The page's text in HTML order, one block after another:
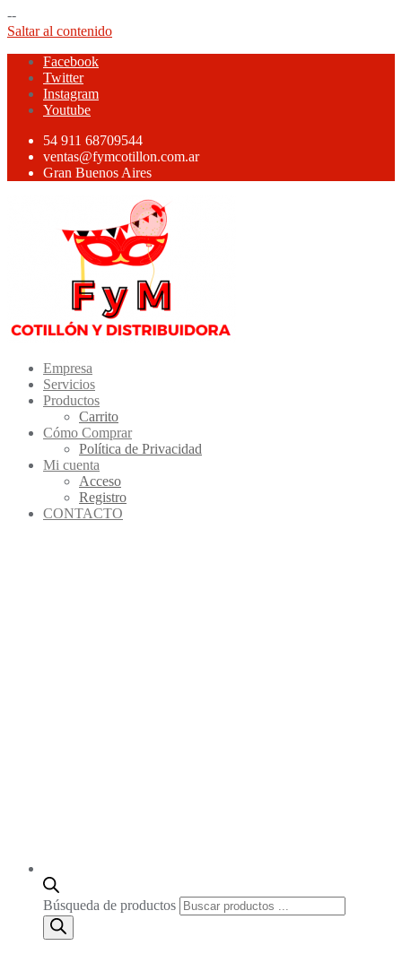
--
Saltar al contenido
Facebook
Twitter
Instagram
Youtube
54 911 68709544
ventas@fymcotillon.com.ar
Gran Buenos Aires
Empresa
Servicios
Productos
Carrito
Cómo Comprar
Política de Privacidad
Mi cuenta
Acceso
Registro
CONTACTO
Búsqueda de productos